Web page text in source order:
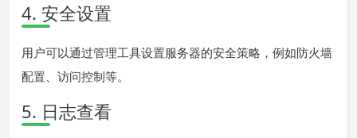
4. 安全设置
用户可以通过管理工具设置服务器的安全策略，例如防火墙
配置、访问控制等。
5. 日志查看